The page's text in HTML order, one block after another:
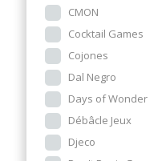
CMON
Cocktail Games
Cojones
Dal Negro
Days of Wonder
Débâcle Jeux
Djeco